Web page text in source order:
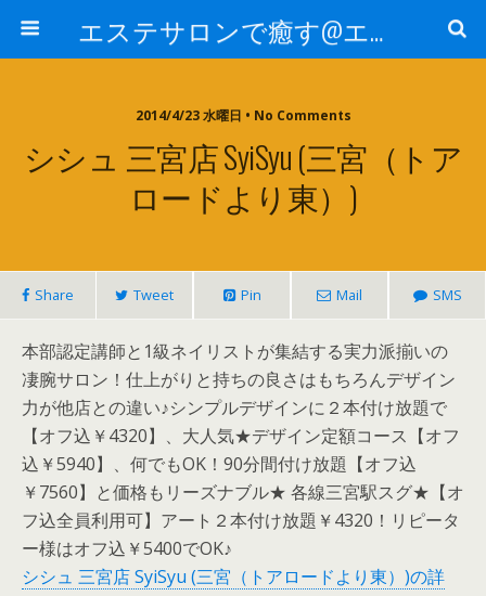
エステサロンで癒す@エステ～全国エステ情報
2014/4/23 水曜日 • No Comments
シシュ 三宮店 SyiSyu (三宮（トア
ロードより東）)
Share Tweet Pin Mail SMS
本部認定講師と1級ネイリストが集結する実力派揃いの
凄腕サロン！仕上がりと持ちの良さはもちろんデザイン
力が他店との違い♪シンプルデザインに２本付け放題で
【オフ込￥4320】、大人気★デザイン定額コース【オフ
込￥5940】、何でもOK！90分間付け放題【オフ込
￥7560】と価格もリーズナブル★ 各線三宮駅スグ★【オ
フ込全員利用可】アート２本付け放題￥4320！リピータ
ー様はオフ込￥5400でOK♪
シシュ 三宮店 SyiSyu (三宮（トアロードより東）)の詳